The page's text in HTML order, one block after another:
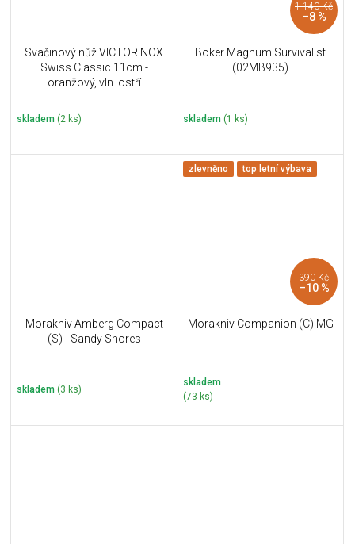
Svačinový nůž VICTORINOX
Swiss Classic 11cm -
oranžový, vln. ostří
skladem (2 ks)
1 140 Kč
–8 %
Böker Magnum Survivalist
(02MB935)
skladem (1 ks)
Morakniv Amberg Compact
(S) - Sandy Shores
skladem (3 ks)
zlevněno top letní výbava
390 Kč
–10 %
Morakniv Companion (C) MG
skladem
(73 ks)